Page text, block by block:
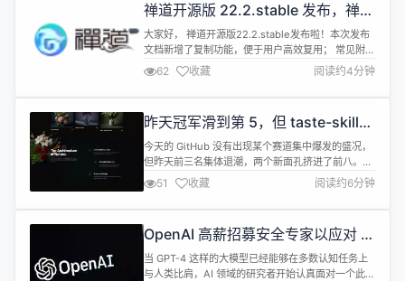
据库...
禅道开源版 22.2.stable 发布，禅道
集成 OpenClaw，文档支持复制，
常见附件支持在线预览
大家好， 禅道开源版22.2.stable发布啦！本次发布
文档新增了复制功能，便于用户高效复用； 常见附件
支持在线预览，提升查看效率。此外，文档的多项细
节体验也得到进一步完善，修复已知Bug。 禅道集成
OpenClaw，ZAI新版本支持 OpenClaw 添加为智
用户带来更好的使用体验和更高的工作效率，感谢...
62 收藏 阅读约4分钟
昨天冠军滑到第 5，但 taste-skill
飙了 23 倍
今天的 GitHub 没有出现某个赛道集中爆发的盛况，
但昨天前三名集体退潮，两个新面孔挤进了前八。与
此同时，一个叫 taste-skill 的项目正在以极其惊人
的加速度往上蹿。 这 4 个东西，做 AI 应用的人值得
装来试试 Leonxlnx/taste-skill（+2715 星，
回你一堆正...
51 收藏 阅读约6分钟
OpenAI 高薪招募安全专家以应对 AI
自我进化风险
当 GPT-4 这样的大模型已经能够在多数认知任务上
与人类比肩，AI 领域的研究者开始认真面对一个此前